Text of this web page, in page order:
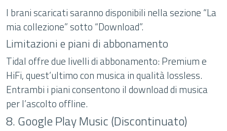
I brani scaricati saranno disponibili nella sezione “La
mia collezione” sotto “Download”.
Limitazioni e piani di abbonamento
Tidal offre due livelli di abbonamento: Premium e
HiFi, quest’ultimo con musica in qualità lossless.
Entrambi i piani consentono il download di musica
per l’ascolto offline.
8. Google Play Music (Discontinuato)